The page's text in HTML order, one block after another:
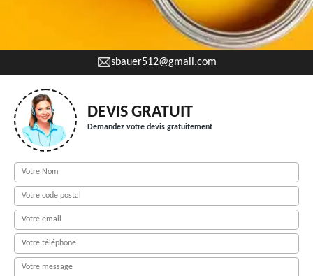
sbauer512@gmail.com
DEVIS GRATUIT
Demandez votre devis gratuitement